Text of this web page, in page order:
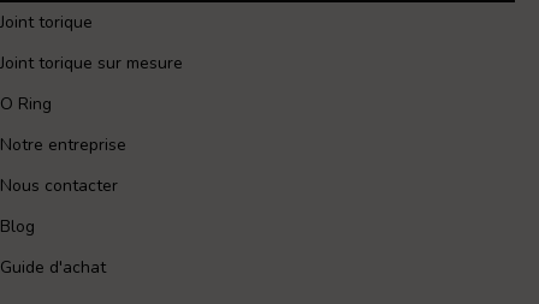
Joint torique
Joint torique sur mesure
O Ring
Notre entreprise
Nous contacter
Blog
Guide d'achat